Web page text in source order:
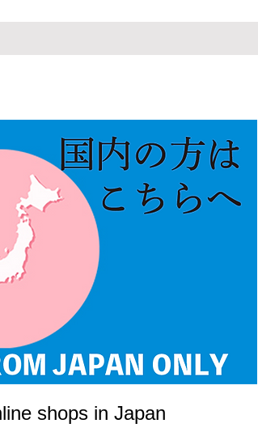
shops in Japan